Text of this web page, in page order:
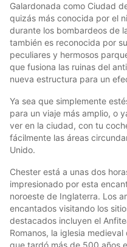
Galardonada como Ciudad
quizás más conocida por el
durante los bombardeos de
también es reconocida por
peculiares y hermosos
que fusiona las ruinas del
nueva estructura para un
Ya sea que simplemente
para un viaje más amplio, o
ver en la ciudad, con tu
fácilmente las áreas
Unido.
Chester está a unas dos
impresionado por esta
noroeste de Inglaterra. Los
encantados visitando los
destacados incluyen el
Romanos, la iglesia
que tardó más de 500 años